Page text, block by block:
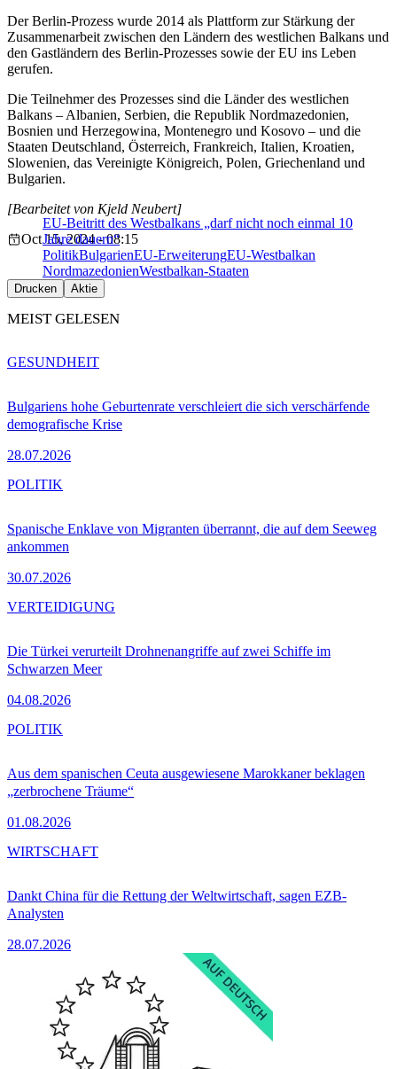
Der Berlin-Prozess wurde 2014 als Plattform zur Stärkung der
Zusammenarbeit zwischen den Ländern des westlichen Balkans und
den Gastländern des Berlin-Prozesses sowie der EU ins Leben
gerufen.
Die Teilnehmer des Prozesses sind die Länder des westlichen
Balkans – Albanien, Serbien, die Republik Nordmazedonien,
Bosnien und Herzegowina, Montenegro und Kosovo – und die
Staaten Deutschland, Österreich, Frankreich, Italien, Kroatien,
Slowenien, das Vereinigte Königreich, Polen, Griechenland und
Bulgarien.
EU-Beitritt des Westbalkans „darf nicht noch einmal 10
Jahre dauern“
[Bearbeitet von Kjeld Neubert]
Oct 15, 2024 - 08:15
PolitikBulgarienEU-ErweiterungEU-Westbalkan
NordmazedonienWestbalkan-Staaten
Drucken Aktie
MEIST GELESEN
Bulgariens hohe Geburtenrate verschleiert die sich verschärfende
demografische Krise
28.07.2026
GESUNDHEIT
Spanische Enklave von Migranten überrannt, die auf dem Seeweg
ankommen
30.07.2026
POLITIK
Die Türkei verurteilt Drohnenangriffe auf zwei Schiffe im
Schwarzen Meer
04.08.2026
VERTEIDIGUNG
Aus dem spanischen Ceuta ausgewiesene Marokkaner beklagen
„zerbrochene Träume“
01.08.2026
POLITIK
Dankt China für die Rettung der Weltwirtschaft, sagen EZB-
Analysten
28.07.2026
WIRTSCHAFT